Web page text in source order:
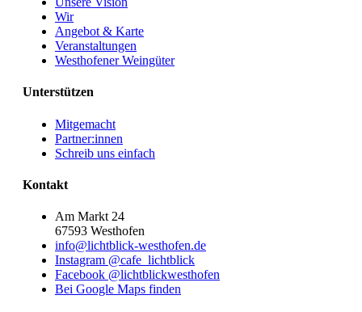
Wir
Angebot & Karte
Veranstaltungen
Westhofener Weingüter
Unterstützen
Mitgemacht
Partner:innen
Schreib uns einfach
Kontakt
Am Markt 24
67593 Westhofen
info@lichtblick-westhofen.de
Instagram @cafe_lichtblick
Facebook @lichtblickwesthofen
Bei Google Maps finden